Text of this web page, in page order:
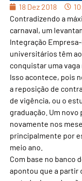
18 Dez 2018
Contradizendo a
carnaval, um
Integração
universitários têm
conquistar uma vaga
Isso acontece, pois
a reposição de
de vigência, ou o
graduação. Um
novamente nos
principalmente por
meio ano.
Com base no banco
apontou que a partir